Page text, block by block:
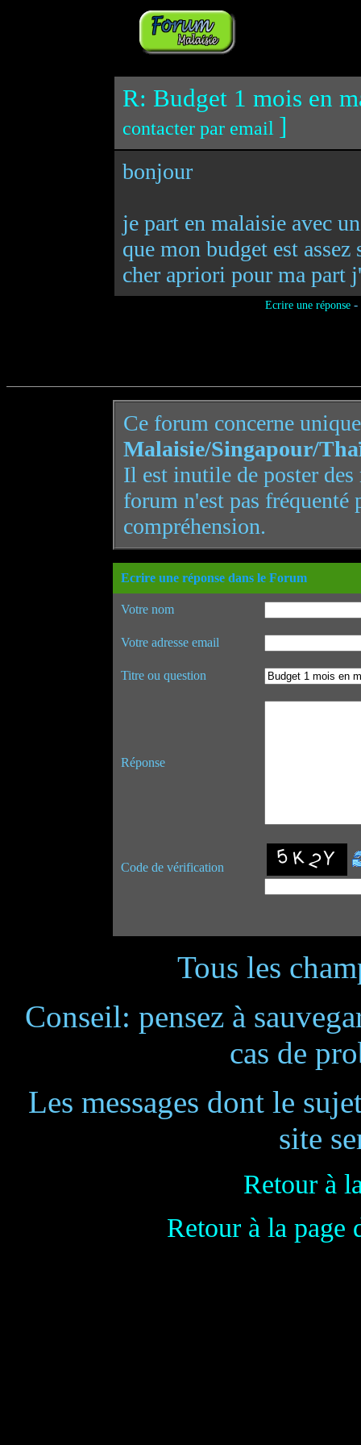
R: Budget 1 mois en
contacter par email ]
bonjour
je part en malaisie avec
que mon budget est
cher apriori pour ma part
Ecrire une réponse-
Ce forum concerne
Malaisie/Singapour/
Il est inutile de poster
forum n'est pas
compréhension.
Ecrire une réponse dans le Forum
Votre nom
Votre adresse email
Titre ou question
Réponse
Code de vérification
Tous les
Conseil: pensez à
cas de
Les messages dont le
site
Retour à
Retour à la page